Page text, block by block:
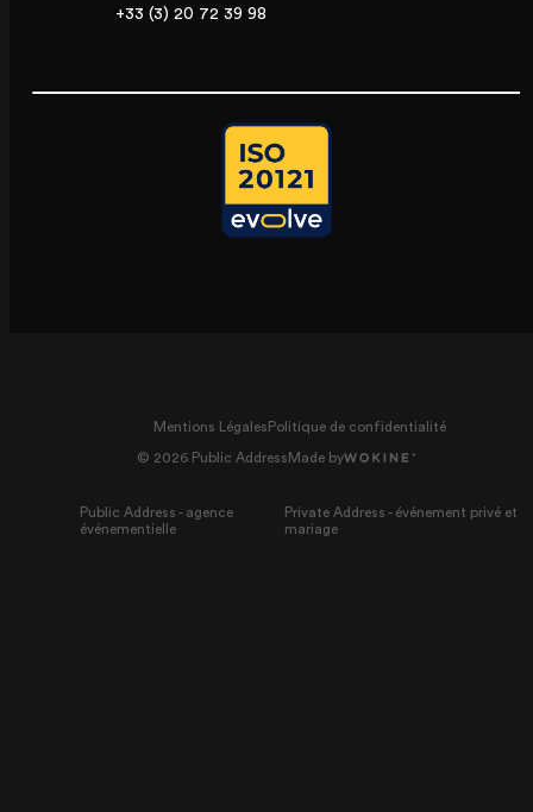
+33 (3) 20 72 39 98
Mentions Légales Politique de confidentialité
© 2026 Public Address Made by
Public Address - agence
événementielle
Private Address - événement privé et
mariage